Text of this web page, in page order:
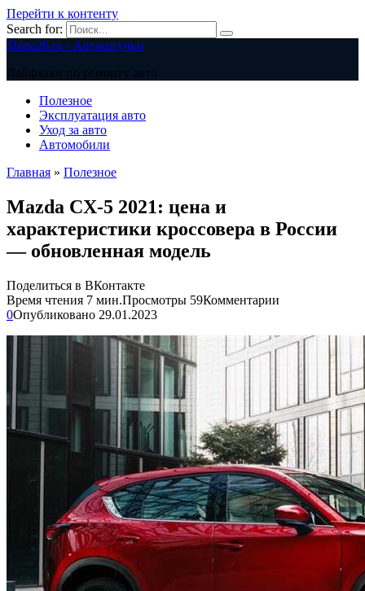
Перейти к контенту
Search for:
Shina26.ru - Автоштучки
Лайфхаки по ремонту авто
Полезное
Эксплуатация авто
Уход за авто
Автомобили
Главная » Полезное
Mazda CX-5 2021: цена и
характеристики кроссовера в России
— обновленная модель
Поделиться в ВКонтакте
Время чтения 7 мин.Просмотры 59Комментарии
0Опубликовано 29.01.2023